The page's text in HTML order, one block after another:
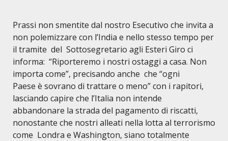
Prassi non smentite dal nostro Esecutivo che invita a
non polemizzare con l’India e nello stesso tempo per
il tramite del Sottosegretario agli Esteri Giro ci
informa: “Riporteremo i nostri ostaggi a casa. Non
importa come”, precisando anche che “ogni
Paese è sovrano di trattare o meno” con i rapitori,
lasciando capire che l’Italia non intende
abbandonare la strada del pagamento di riscatti,
nonostante che nostri alleati nella lotta al terrorismo
come Londra e Washington, siano totalmente